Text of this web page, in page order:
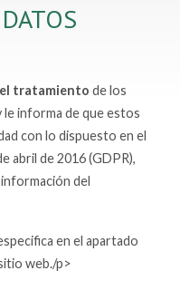
tratamiento de los
le informa de que estos
con lo dispuesto en el
abril de 2016 (GDPR),
del
en el apartado
web./p>